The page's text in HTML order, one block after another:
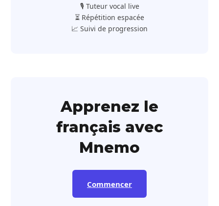
🎙️ Tuteur vocal live
⏳ Répétition espacée
📈 Suivi de progression
Apprenez le
français avec
Mnemo
Commencer